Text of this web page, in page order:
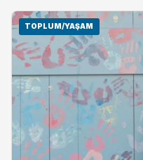
TOPLUM/YAŞAM